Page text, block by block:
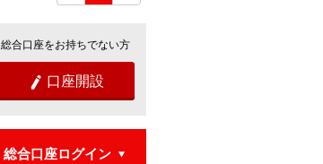
総合口座をお持ちでない方
 口座開設
総合口座ログイン